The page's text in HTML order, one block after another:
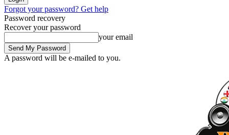
Forgot your password? Get help
Password recovery
Recover your password
your email
A password will be e-mailed to you.